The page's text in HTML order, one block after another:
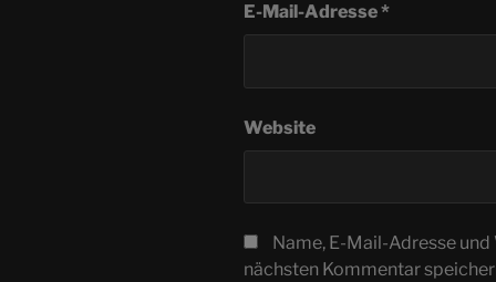
E-Mail-Adresse*
Website
Name, E-Mail-Adresse
nächsten Kommentar